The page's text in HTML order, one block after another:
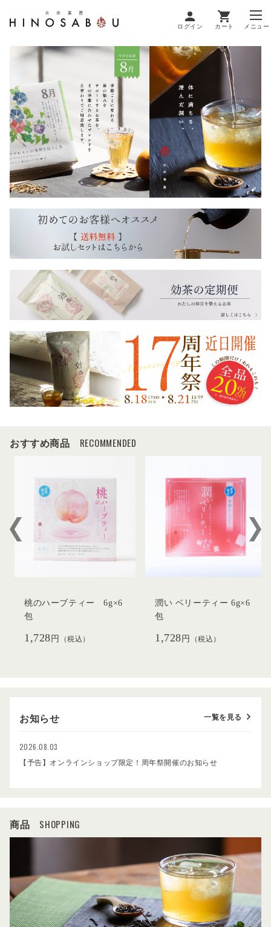
ログイン カート メニュー
おすすめ商品 RECOMMENDED
桃のハーブティー 6g×6
包
1,728 円 （税込）
潤い ベリーティー 6g×6
包
1,728 円 （税込）
お知らせ 一覧を見る
2026.08.03
【予告】オンラインショップ限定！周年祭開催のお知らせ
商品 SHOPPING